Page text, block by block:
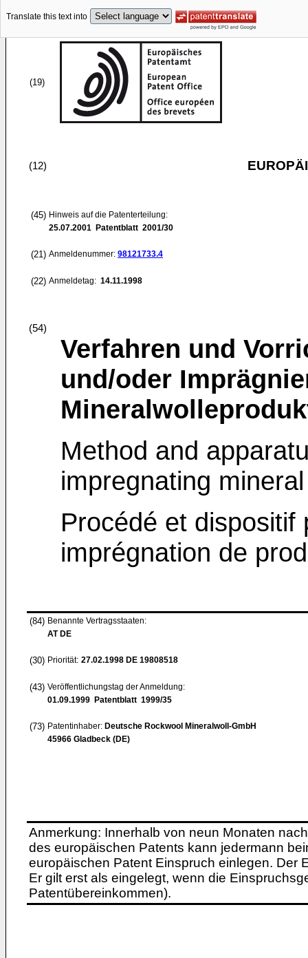
Translate this text into
(19)
(12)
(45) Hinweis auf die Patenterteilung:
25.07.2001 Patentblatt 2001/30
(21) Anmeldenummer: 98121733.4
(22) Anmeldetag: 14.11.1998
(54)
Verfahren und
und/oder
Method and
impregnating
Procédé et
imprégnation de
(84) Benannte Vertragsstaaten:
AT DE
(30) Priorität: 27.02.1998 DE 19808518
(43) Veröffentlichungstag der Anmeldung:
01.09.1999 Patentblatt 1999/35
(73) Patentinhaber: Deutsche Rockwool Mineralwoll-GmbH
45966 Gladbeck (DE)
Anmerkung: Innerhalb von neun Monaten
des europäischen Patents kann jedermann
europäischen Patent Einspruch einlegen. Der
Er gilt erst als eingelegt, wenn die
Patentübereinkommen).